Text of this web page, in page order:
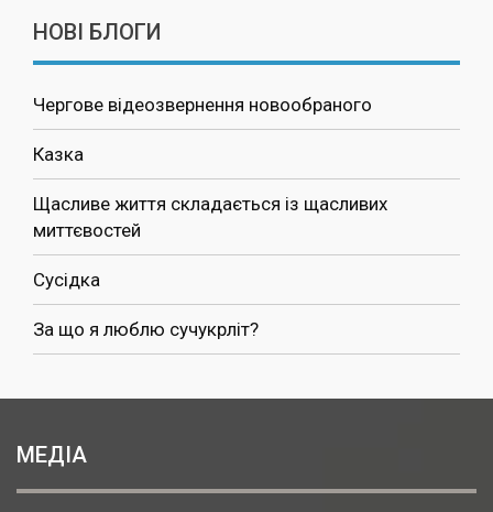
НОВІ БЛОГИ
Чергове відеозвернення новообраного
Казка
Щасливе життя складається із щасливих
миттєвостей
Сусідка
За що я люблю сучукрліт?
МЕДІА